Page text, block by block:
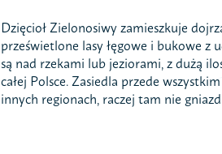
Dzięcioł Zielonosiwy zamieszkuje
prześwietlone lasy łęgowe i bukowe z
są nad rzekami lub jeziorami, z dużą
całej Polsce. Zasiedla przede
innych regionach, raczej tam nie